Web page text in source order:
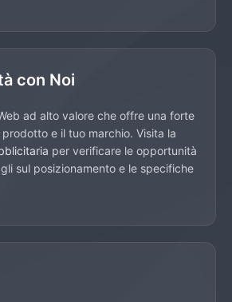
con Noi
ad alto valore che offre una forte
e il tuo marchio. Visita la
per verificare le opportunità
sul posizionamento e le specifiche